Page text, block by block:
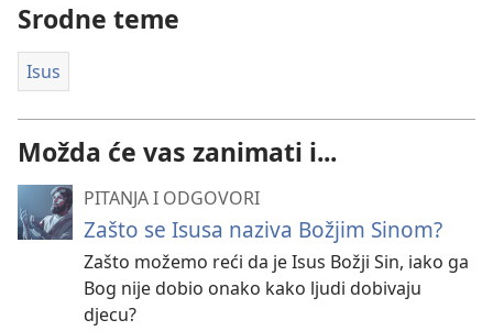
Srodne teme
Isus
Možda će vas zanimati i...
PITANJA I ODGOVORI
Zašto se Isusa naziva Božjim Sinom?
Zašto možemo reći da je Isus Božji Sin, iako ga
Bog nije dobio onako kako ljudi dobivaju
djecu?